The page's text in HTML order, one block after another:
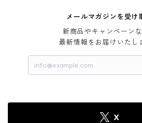
メールマガジンを受け
新商品やキャンペーン
最新情報をお届けいたし
X